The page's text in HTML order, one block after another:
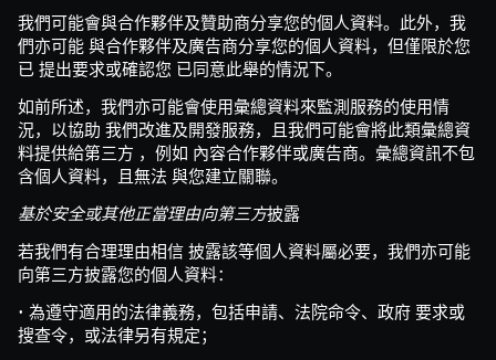
我們可能會與合作夥伴及贊助商分享您的個人資料。此外，我
們亦可能 與合作夥伴及廣告商分享您的個人資料，但僅限於您
已 提出要求或確認您 已同意此舉的情況下。
如前所述，我們亦可能會使用彙總資料來監測服務的使用情
況，以協助 我們改進及開發服務，且我們可能會將此類彙總資
料提供給第三方 ，例如 內容合作夥伴或廣告商。彙總資訊不包
含個人資料，且無法 與您建立關聯。
基於安全或其他正當理由向第三方披露
若我們有合理理由相信 披露該等個人資料屬必要，我們亦可能
向第三方披露您的個人資料：
• 為遵守適用的法律義務，包括申請、法院命令、政府 要求或
搜查令，或法律另有規定；